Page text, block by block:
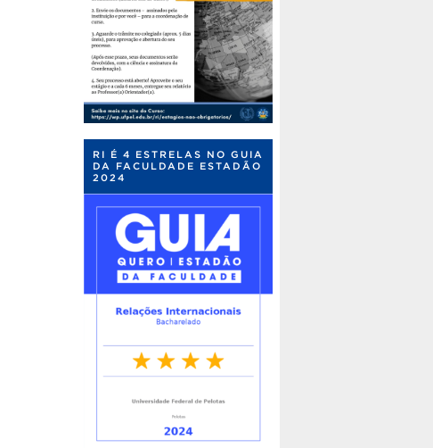
RI É 4 ESTRELAS NO GUIA
DA FACULDADE ESTADÃO
2024